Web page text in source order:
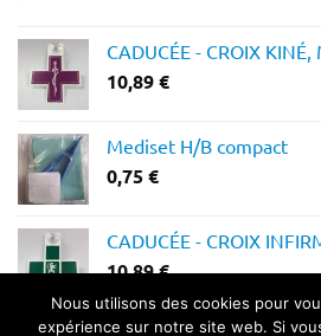
CADUCÉE - CROIX KINÉ,
10,89€
Mediset H/B compact
0,75€
CADUCÉE - CROIX
10,89€
Nous utilisons des cookies pour
expérience sur notre site web. Si